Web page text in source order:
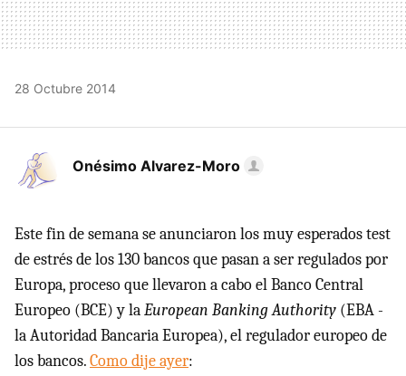
28 Octubre 2014
Onésimo Alvarez-Moro
Este fin de semana se anunciaron los muy esperados test
de estrés de los 130 bancos que pasan a ser regulados por
Europa, proceso que llevaron a cabo el Banco Central
Europeo (BCE) y laEuropean Banking Authority (EBA -
la Autoridad Bancaria Europea), el regulador europeo de
los bancos.Como dije ayer: